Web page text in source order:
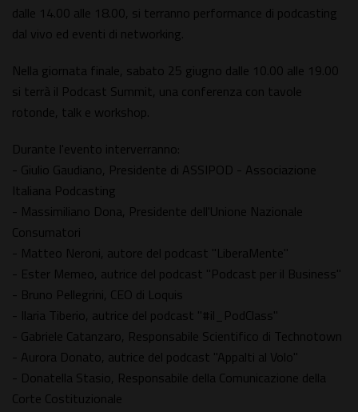
dalle 14.00 alle 18.00, si terranno performance di podcasting
dal vivo ed eventi di networking.
Nella giornata finale, sabato 25 giugno dalle 10.00 alle 19.00
si terrà il Podcast Summit, una conferenza con tavole
rotonde, talk e workshop.
Durante l'evento interverranno:
- Giulio Gaudiano, Presidente di ASSIPOD - Associazione
Italiana Podcasting
- Massimiliano Dona, Presidente dell'Unione Nazionale
Consumatori
- Matteo Neroni, autore del podcast "LiberaMente"
- Ester Memeo, autrice del podcast "Podcast per il Business"
- Bruno Pellegrini, CEO di Loquis
- Ilaria Tiberio, autrice del podcast "#il_PodClass"
- Gabriele Catanzaro, Responsabile Scientifico di Technotown
- Aurora Donato, autrice del podcast "Appalti al Volo"
- Donatella Stasio, Responsabile della Comunicazione della
Corte Costituzionale